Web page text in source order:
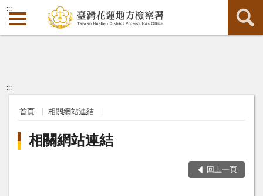
:::
:::
首頁 相關網站連結
相關網站連結
回上一頁